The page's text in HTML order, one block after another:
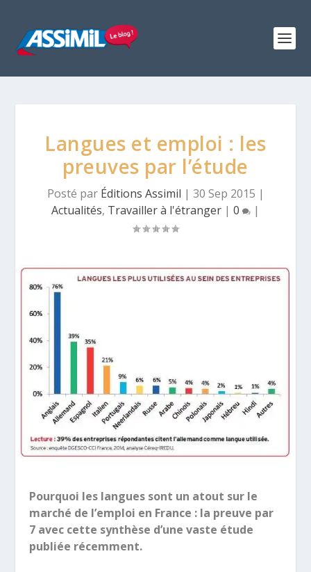
Langues et emploi : les
preuves par l’étude
Posté par Éditions Assimil | 30 Sep 2015 |
Actualités, Travailler à l'étranger | 0 |
Pourquoi les langues sont un atout sur le
marché de l’emploi en France : la preuve par
7 avec cette synthèse d’une vaste étude
publiée récemment.